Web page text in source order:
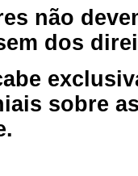
não
dos
sobre